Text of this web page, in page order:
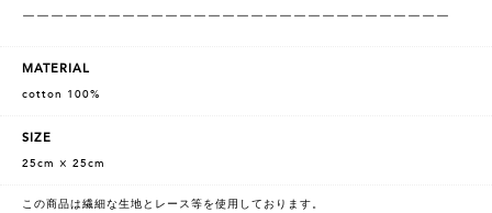
ーーーーーーーーーーーーーーーーーーーーーーーーーーーーーー
MATERIAL
cotton 100%
SIZE
25cm × 25cm
この商品は繊細な生地とレース等を使用しております。